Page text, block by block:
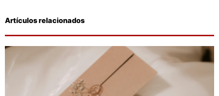
Artículos relacionados